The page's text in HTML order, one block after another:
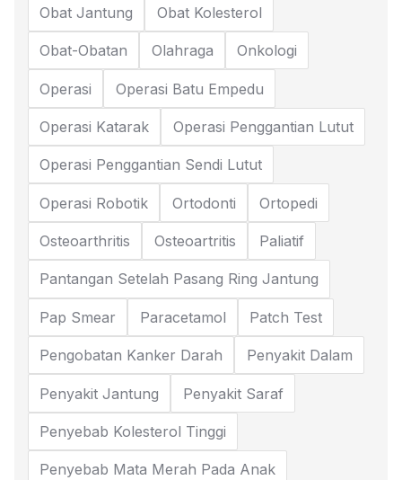
Obat Jantung Obat Kolesterol
Obat-Obatan Olahraga Onkologi
Operasi Operasi Batu Empedu
Operasi Katarak Operasi Penggantian Lutut
Operasi Penggantian Sendi Lutut
Operasi Robotik Ortodonti Ortopedi
Osteoarthritis Osteoartritis Paliatif
Pantangan Setelah Pasang Ring Jantung
Pap Smear Paracetamol Patch Test
Pengobatan Kanker Darah Penyakit Dalam
Penyakit Jantung Penyakit Saraf
Penyebab Kolesterol Tinggi
Penyebab Mata Merah Pada Anak